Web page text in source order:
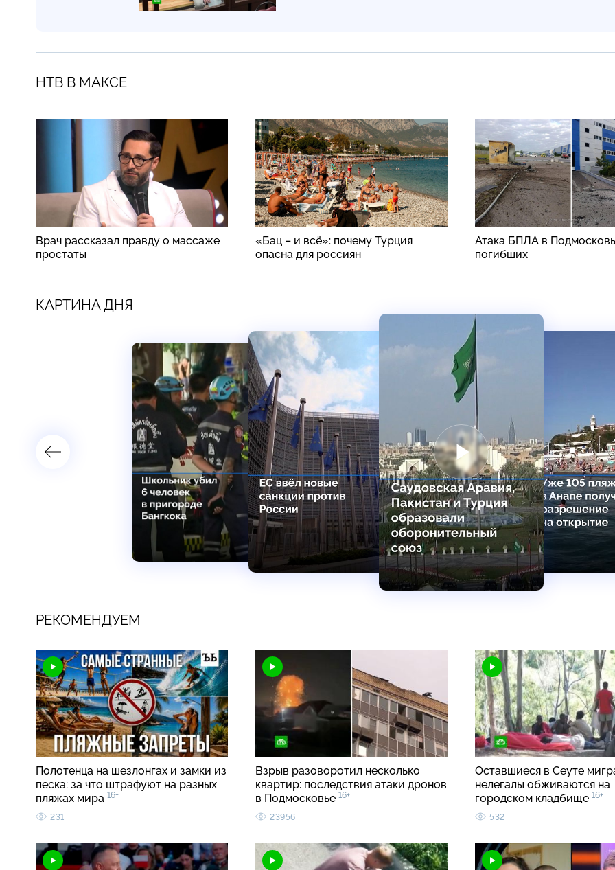
НТВ В МАКСЕ
Врач рассказал правду о массаже
простаты
«Бац – и всё»: почему Турция
опасна для россиян
Атака БПЛА в
погибших
КАРТИНА ДНЯ
РЕКОМЕНДУЕМ
Полотенца на шезлонгах и замки из
песка: за что штрафуют на разных
пляжах мира 16+
231
Взрыв разоворотил несколько
квартир: последствия атаки дронов
в Подмосковье 16+
23956
Оставшиеся в Сеуте
нелегалы обживаются на
городском кладбище 16+
532